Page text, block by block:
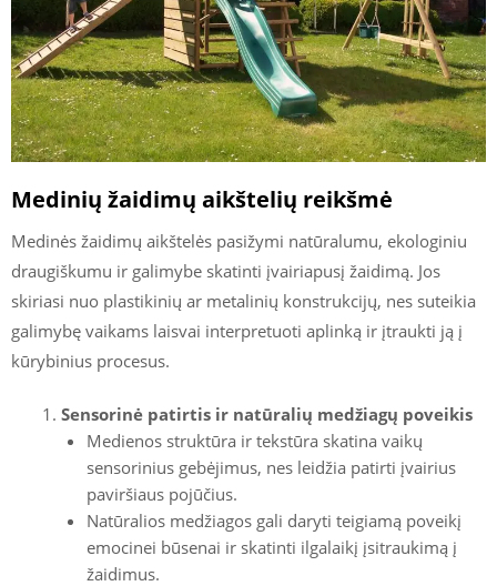
Medinių žaidimų aikštelių reikšmė
Medinės žaidimų aikštelės pasižymi natūralumu, ekologiniu
draugiškumu ir galimybe skatinti įvairiapusį žaidimą. Jos
skiriasi nuo plastikinių ar metalinių konstrukcijų, nes suteikia
galimybę vaikams laisvai interpretuoti aplinką ir įtraukti ją į
kūrybinius procesus.
Sensorinė patirtis ir natūralių medžiagų poveikis
Medienos struktūra ir tekstūra skatina vaikų
sensorinius gebėjimus, nes leidžia patirti įvairius
paviršiaus pojūčius.
Natūralios medžiagos gali daryti teigiamą poveikį
emocinei būsenai ir skatinti ilgalaikį įsitraukimą į
žaidimus.